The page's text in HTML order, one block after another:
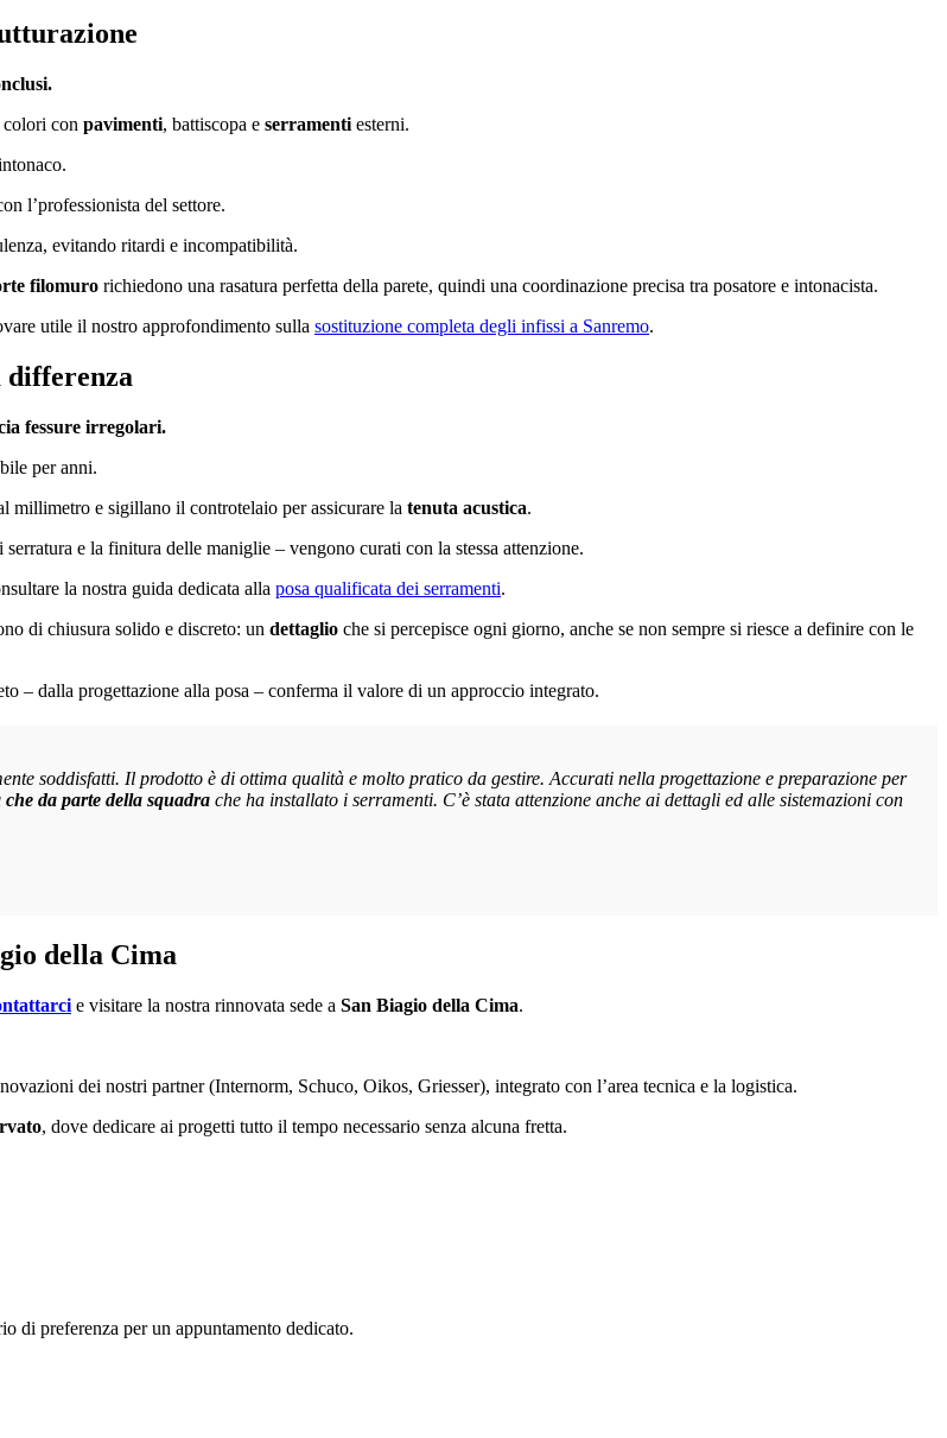
colori con pavimenti, battiscopa e serramenti esterni.
l’professionista del settore.
evitando ritardi e incompatibilità.
filomuro richiedono una rasatura perfetta della parete, quindi una coordinazione precisa tra posatore e intonacista.
utile il nostro approfondimento sulla sostituzione completa degli infissi a Sanremo.
differenza
fessure irregolari.
per anni.
millimetro e sigillano il controtelaio per assicurare la tenuta acustica.
e la finitura delle maniglie – vengono curati con la stessa attenzione.
la nostra guida dedicata alla posa qualificata dei serramenti.
di chiusura solido e discreto: un dettaglio che si percepisce ogni giorno, anche se non sempre si riesce a definire con le
– dalla progettazione alla posa – conferma il valore di un approccio integrato.
soddisfatti. Il prodotto è di ottima qualità e molto pratico da gestire. Accurati nella progettazione e preparazione per
da parte della squadra che ha installato i serramenti. C’è stata attenzione anche ai dettagli ed alle sistemazioni con
della Cima
e visitare la nostra rinnovata sede a San Biagio della Cima.
dei nostri partner (Internorm, Schuco, Oikos, Griesser), integrato con l’area tecnica e la logistica.
, dove dedicare ai progetti tutto il tempo necessario senza alcuna fretta.
di preferenza per un appuntamento dedicato.